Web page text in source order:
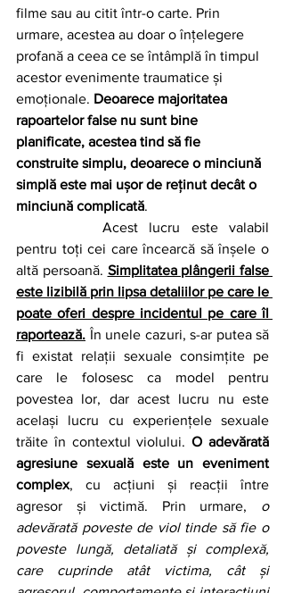
filme sau au citit într-o carte. Prin
urmare, acestea au doar o înțelegere
profană a ceea ce se întâmplă în timpul
acestor evenimente traumatice și
emoționale. Deoarece majoritatea
rapoartelor false nu sunt bine
planificate, acestea tind să fie
construite simplu, deoarece o minciună
simplă este mai ușor de reținut decât o
minciună complicată.
pentru toți cei care încearcă să înșele o
altă persoană. Simplitatea plângerii false
este lizibilă prin lipsa detaliilor pe care le
poate oferi despre incidentul pe care îl
raportează. În unele cazuri, s-ar putea să
fi existat relații sexuale consimțite pe
care le folosesc ca model pentru
povestea lor, dar acest lucru nu este
același lucru cu experiențele sexuale
trăite în contextul violului. O adevărată
agresiune sexuală este un eveniment
complex, cu acțiuni și reacții între
agresor și victimă. Prin urmare, o
adevărată poveste de viol tinde să fie o
poveste lungă, detaliată și complexă,
care cuprinde atât victima, cât și